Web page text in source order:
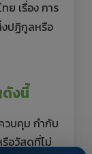
ย เรื่อง การ
งปฏิกูลหรือ
ดังนี้
วบคุม กำกับ
อวัสดุที่ไม่